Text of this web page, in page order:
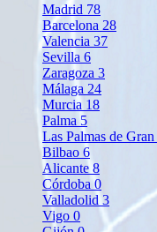
Madrid 78
Barcelona 28
Valencia 37
Sevilla 6
Zaragoza 3
Málaga 24
Murcia 18
Palma 5
Las Palmas de
Bilbao 6
Alicante 8
Córdoba 0
Valladolid 3
Vigo 0